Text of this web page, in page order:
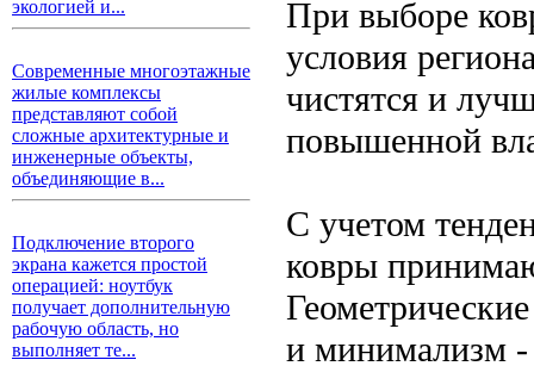
экологией и...
Современные многоэтажные
жилые комплексы
представляют собой
сложные архитектурные и
инженерные объекты,
объединяющие в...
Подключение второго
экрана кажется простой
операцией: ноутбук
получает дополнительную
рабочую область, но
выполняет те...
При выборе
условия
чистятся и
повышенной
С учетом
ковры
и минимализм -